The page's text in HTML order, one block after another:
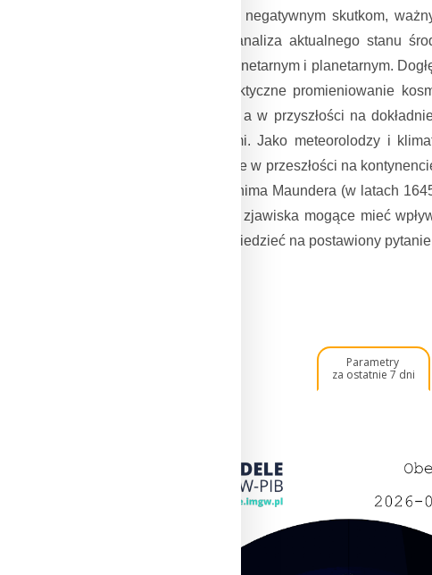
W celu zapobiegania negatywnym skutkom,
monitorowanie oraz analiza aktualnego stanu
środowisku międzyplanetarnym i planetarnym.
masy, rozbłyski, galaktyczne promieniowanie
środowisko ziemskie, a w przyszłości na
negatywnymi skutkami. Jako meteorolodzy i
klimatem. Wiadomo, że w przeszłości na
tym wystąpiły dwa minima Maundera (w latach
cykl nałożyły się inne zjawiska mogące mieć
oceanach. Aby odpowiedzieć na postawiony
Parametry
za ostatnie 7 dni